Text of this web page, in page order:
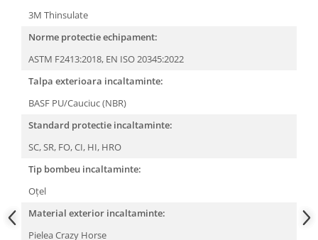
3M Thinsulate
Norme protectie echipament:
ASTM F2413:2018, EN ISO 20345:2022
Talpa exterioara incaltaminte:
BASF PU/Cauciuc (NBR)
Standard protectie incaltaminte:
SC,SR, FO,CI, HI, HRO
Tip bombeu incaltaminte:
Oţel
Material exterior incaltaminte:
Pielea Crazy Horse